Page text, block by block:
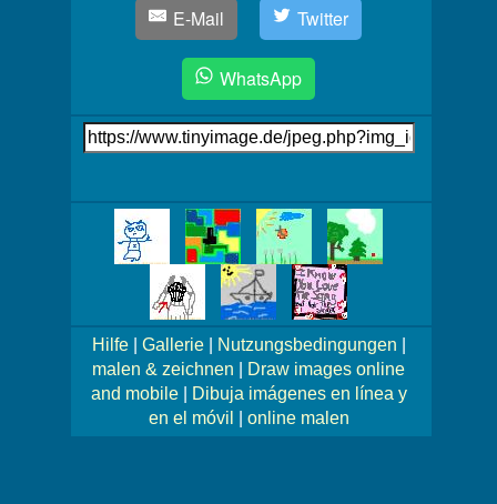
E-Mail Twitter
WhatsApp
Link
auf's
Bilder!
Hilfe| Gallerie| Nutzungsbedingungen
malen & zeichnen
Draw images online
and mobile|
Dibuja imágenes en línea y
en el móvil
online malen